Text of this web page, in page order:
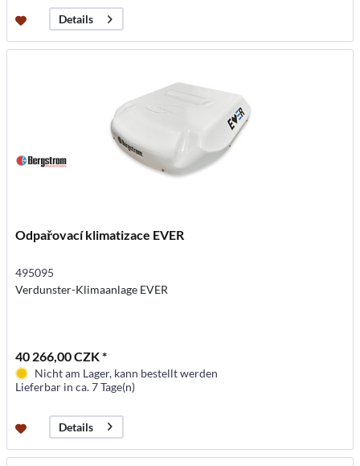
Details
Odpařovací klimatizace EVER
495095
Verdunster-Klimaanlage EVER
40 266,00 CZK *
Nicht am Lager, kann bestellt werden
Lieferbar in ca. 7 Tage(n)
Details